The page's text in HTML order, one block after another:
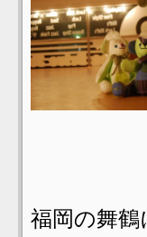
福岡の舞